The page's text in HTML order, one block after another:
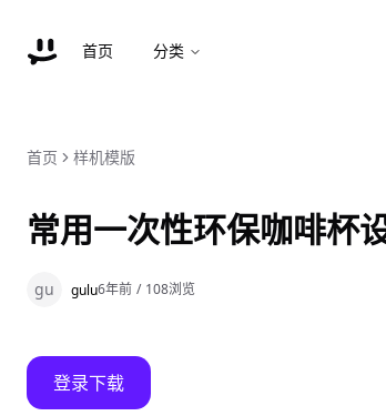
首页 分类
首页 样机模版
常用一次性环保咖啡杯
gu gulu6年前 / 108浏览
登录下载